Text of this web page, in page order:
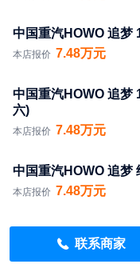
中国重汽HOWO 追梦
本店报价 7.48万元
中国重汽HOWO 追梦
六)
本店报价 7.48万元
中国重汽HOWO 追梦
本店报价 7.48万元
中国重汽HOWO 追梦
联系商家